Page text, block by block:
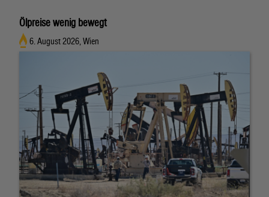
Ölpreise wenig bewegt
6. August 2026, Wien